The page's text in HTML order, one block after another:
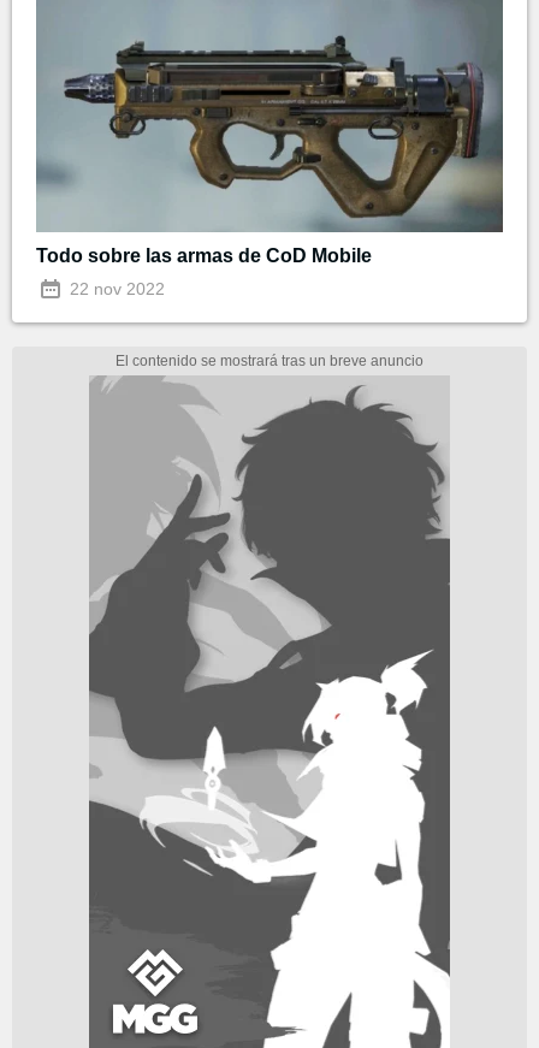
Todo sobre las armas de CoD Mobile
22 nov 2022